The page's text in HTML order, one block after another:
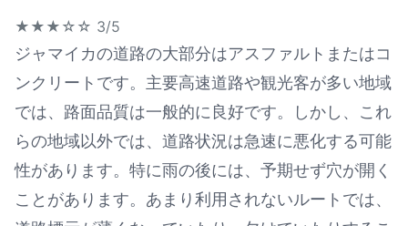
★★★☆☆ 3/5
ジャマイカの道路の大部分はアスファルトまたはコ
ンクリートです。主要高速道路や観光客が多い地域
では、路面品質は一般的に良好です。しかし、これ
らの地域以外では、道路状況は急速に悪化する可能
性があります。特に雨の後には、予期せず穴が開く
ことがあります。あまり利用されないルートでは、